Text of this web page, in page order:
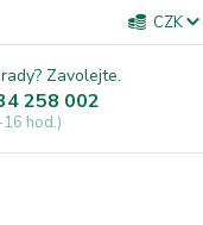
CZK
Zavolejte.
258 002
hod.)